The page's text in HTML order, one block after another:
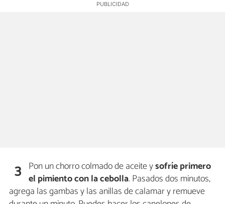
3 Pon un chorro colmado de aceite ysofríe primero
el pimiento con la cebolla. Pasados dos minutos,
agrega las gambas y las anillas de calamar y remueve